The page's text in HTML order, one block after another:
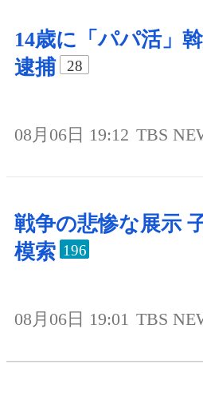
14歳に「パパ活」
逮捕
28
08月06日 19:12 TBS
戦争の悲惨な展示
模索 196
08月06日 19:01 TBS